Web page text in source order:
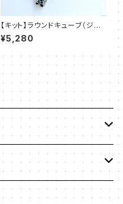
【キット】ラウンドキューブ（ジェッ
ト）新川智未
¥5,280